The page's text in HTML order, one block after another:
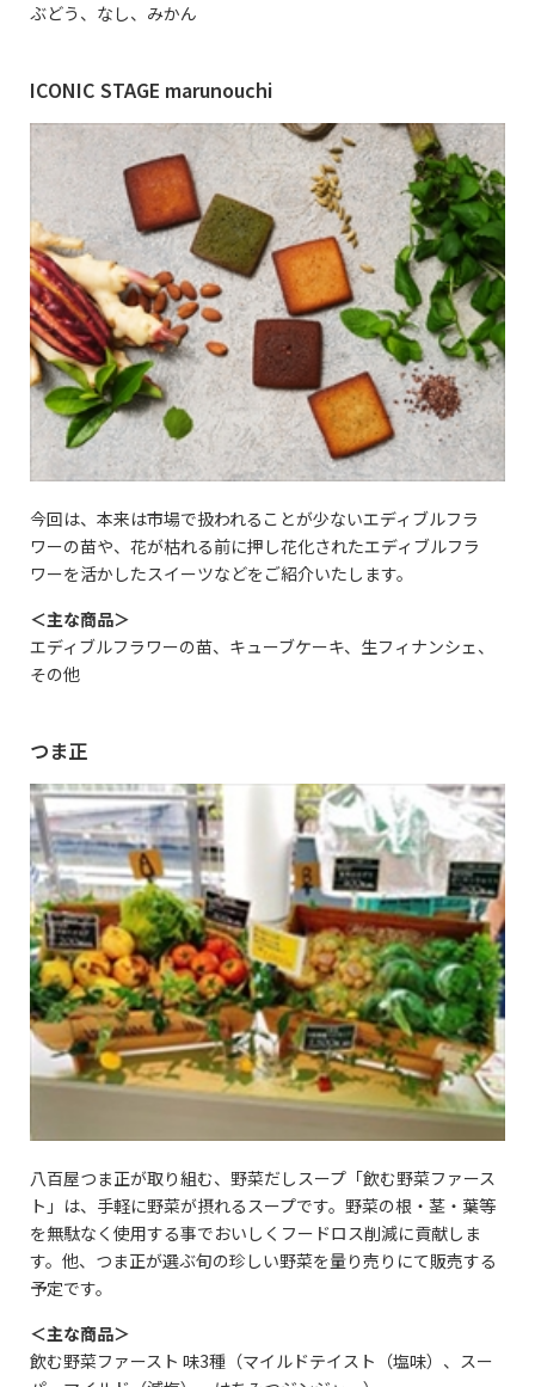
ぶどう、なし、みかん
ICONIC STAGE marunouchi
今回は、本来は市場で扱われることが少ないエディブルフラ
ワーの苗や、花が枯れる前に押し花化されたエディブルフラ
ワーを活かしたスイーツなどをご紹介いたします。
＜主な商品＞
エディブルフラワーの苗、キューブケーキ、生フィナンシェ、
その他
つま正
八百屋つま正が取り組む、野菜だしスープ「飲む野菜ファース
ト」は、手軽に野菜が摂れるスープです。野菜の根・茎・葉等
を無駄なく使用する事でおいしくフードロス削減に貢献しま
す。他、つま正が選ぶ旬の珍しい野菜を量り売りにて販売する
予定です。
＜主な商品＞
飲む野菜ファースト 味3種（マイルドテイスト（塩味）、スー